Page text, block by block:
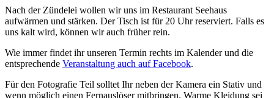
Nach der Zündelei wollen wir uns im Restaurant Seehaus
aufwärmen und stärken. Der Tisch ist für 20 Uhr reserviert. Falls es
uns kalt wird, können wir auch früher rein.
Wie immer findet ihr unseren Termin rechts im Kalender und die
entsprechende Veranstaltung auch auf Facebook.
Für den Fotografie Teil solltet Ihr neben der Kamera ein Stativ und
wenn möglich einen Fernauslöser mitbringen. Warme Kleidung sei